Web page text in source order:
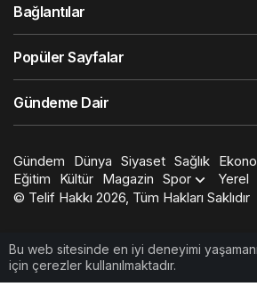
Bu web sitesinde en iyi deneyimi
için çerezler kullanılmaktadır.
Bağlantılar
Popüler Sayfalar
Gündeme Dair
Gündem Dünya Siyaset Sağlık
Eğitim
Kültür Magazin Spor
Yerel
© Telif Hakkı 2026, Tüm Hakları Saklıdır